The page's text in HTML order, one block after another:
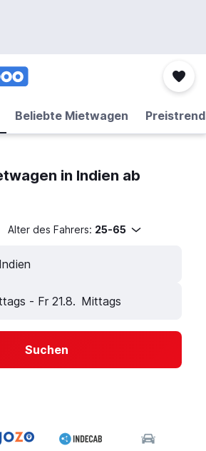
Beliebte Mietwagen
in Indien ab
Alter des Fahrers: 25-65
- Fr 21.8. Mittags
Suchen